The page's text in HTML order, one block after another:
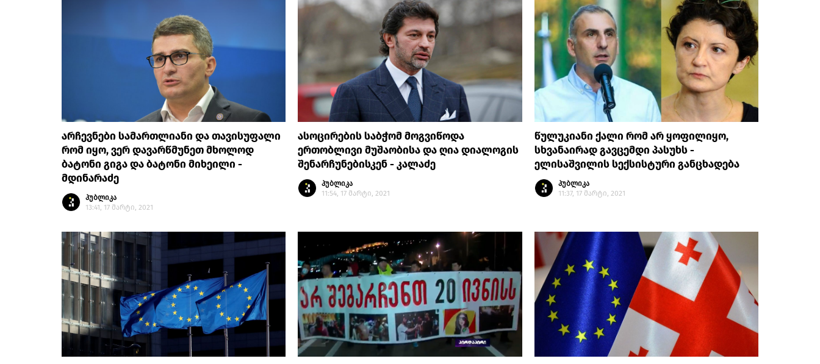
არჩევნები სამართლიანი და თავისუფალი
რომ იყო, ვერ დავარწმუნეთ მხოლოდ
ბატონი გიგა და ბატონი მიხეილი -
მდინარაძე
პუბლიკა
13:41, 17 მარტი, 2021
ასოცირების საბჭომ მოგვიწოდა
ერთობლივი მუშაობისა და ღია დიალოგის
შენარჩუნებისკენ - კალაძე
პუბლიკა
11:54, 17 მარტი, 2021
წულუკიანი ქალი რომ არ ყოფილიყო,
სხვანაირად გავცემდი პასუხს -
ელისაშვილის სექსისტური განცხადება
პუბლიკა
11:37, 17 მარტი, 2021